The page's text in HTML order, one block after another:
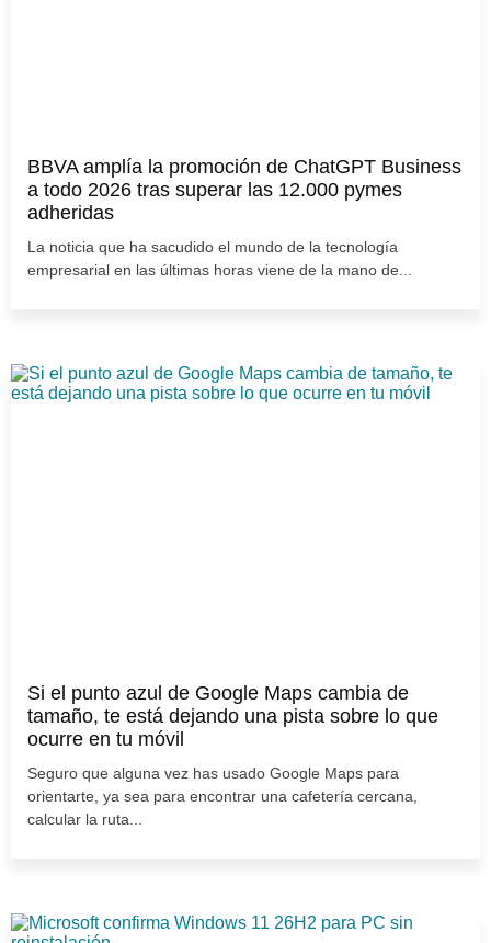
BBVA amplía la promoción de ChatGPT Business
a todo 2026 tras superar las 12.000 pymes
adheridas
La noticia que ha sacudido el mundo de la tecnología
empresarial en las últimas horas viene de la mano de...
Si el punto azul de Google Maps cambia de
tamaño, te está dejando una pista sobre lo que
ocurre en tu móvil
Seguro que alguna vez has usado Google Maps para
orientarte, ya sea para encontrar una cafetería cercana,
calcular la ruta...